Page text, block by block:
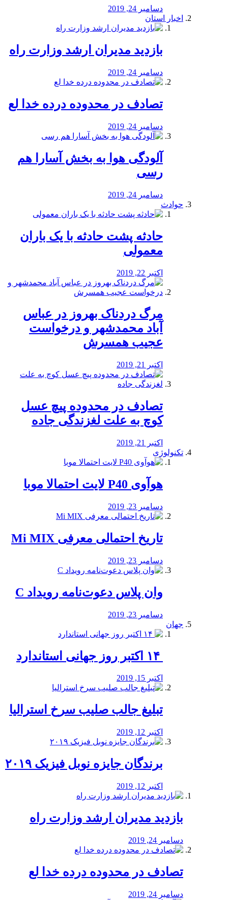
دسامبر 24, 2019
اخبار استان
بازدید مدیران ارشد وزارت راه
دسامبر 24, 2019
تصادف در محدوده درده خدا لع
دسامبر 24, 2019
آلودگی هوا به بخش آسارا هم
رسی
دسامبر 24, 2019
حوادث
️حادثه پشت حادثه با یک باران
معمولی
اکتبر 22, 2019
مرگ دردناک بهروز در عباس
آباد محمدشهر و درخواست
عجیب همسرش
اکتبر 21, 2019
تصادف در محدوده پیچ عسل
کوچ به علت لغزندگی جاده
اکتبر 21, 2019
تکنولوژی
هوآوی P40 لایت احتمالا موبا
دسامبر 23, 2019
تاریخ احتمالی معرفی Mi MIX
دسامبر 23, 2019
وان پلاس دعوت‌نامه رویداد C
دسامبر 23, 2019
جهان
اکتبر 15, 2019
تبلیغ جالب صلیب سرخ استرالیا
اکتبر 12, 2019
برندگان جایزه نوبل فیزیک ۲۰۱۹
اکتبر 12, 2019
بازدید مدیران ارشد وزارت راه
دسامبر 24, 2019
تصادف در محدوده درده خدا لع
دسامبر 24, 2019